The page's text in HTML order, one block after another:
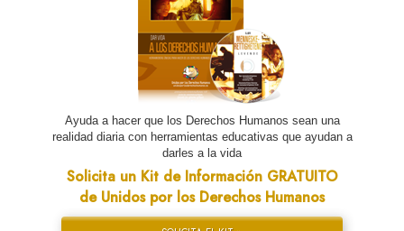
Ayuda a hacer que los Derechos Humanos sean una
realidad diaria con herramientas educativas que ayudan a
darles a la vida
Solicita un Kit de Información GRATUITO
de Unidos por los Derechos Humanos